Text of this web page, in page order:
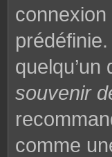
souvenir
comme